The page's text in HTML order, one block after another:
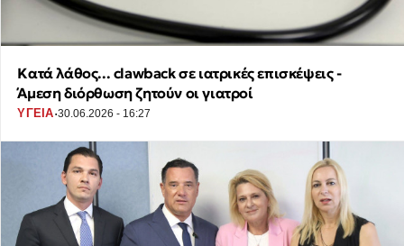
Κατά λάθος... clawback σε ιατρικές επισκέψεις -
Άμεση διόρθωση ζητούν οι γιατροί
ΥΓΕΙΑ·30.06.2026 - 16:27